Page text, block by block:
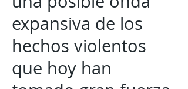
expansiva de los
hechos violentos
que hoy han